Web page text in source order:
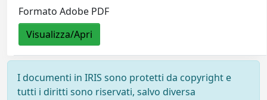
Formato Adobe PDF
Visualizza/Apri
I documenti in IRIS sono protetti da copyright e
tutti i diritti sono riservati, salvo diversa